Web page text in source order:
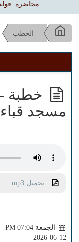
محاضرة: قوله
الخطب
خطبة -
مسجد قباء ١٤٤٧/١٢/٢٦ هـ
تحميل mp3
الجمعة PM 07:04
2026-06-12